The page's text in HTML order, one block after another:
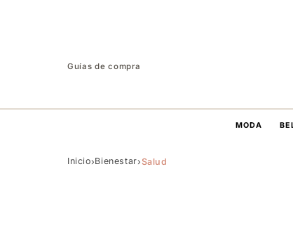
Guías de compra
MODA
Inicio›Bienestar› Salud